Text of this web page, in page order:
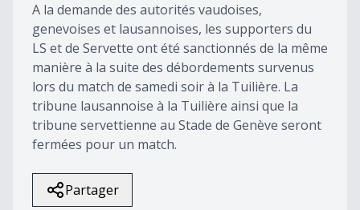
A la demande des autorités vaudoises,
genevoises et lausannoises, les supporters du
LS et de Servette ont été sanctionnés de la même
manière à la suite des débordements survenus
lors du match de samedi soir à la Tuilière. La
tribune lausannoise à la Tuilière ainsi que la
tribune servettienne au Stade de Genève seront
fermées pour un match.
Partager